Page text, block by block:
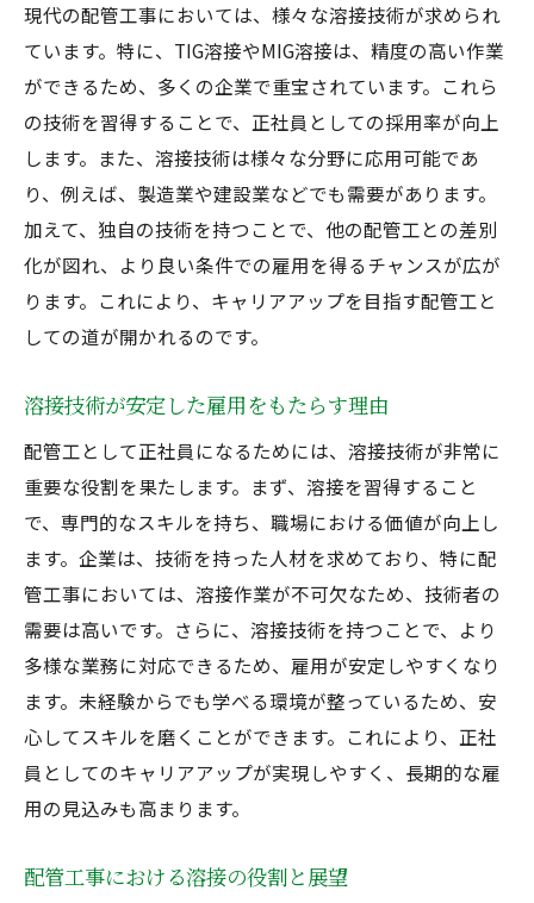
現代の配管工事においては、様々な溶接技術が求められ
ています。特に、TIG溶接やMIG溶接は、精度の高い作業
ができるため、多くの企業で重宝されています。これら
の技術を習得することで、正社員としての採用率が向上
します。また、溶接技術は様々な分野に応用可能であ
り、例えば、製造業や建設業などでも需要があります。
加えて、独自の技術を持つことで、他の配管工との差別
化が図れ、より良い条件での雇用を得るチャンスが広が
ります。これにより、キャリアアップを目指す配管工と
しての道が開かれるのです。
溶接技術が安定した雇用をもたらす理由
配管工として正社員になるためには、溶接技術が非常に
重要な役割を果たします。まず、溶接を習得すること
で、専門的なスキルを持ち、職場における価値が向上し
ます。企業は、技術を持った人材を求めており、特に配
管工事においては、溶接作業が不可欠なため、技術者の
需要は高いです。さらに、溶接技術を持つことで、より
多様な業務に対応できるため、雇用が安定しやすくなり
ます。未経験からでも学べる環境が整っているため、安
心してスキルを磨くことができます。これにより、正社
員としてのキャリアアップが実現しやすく、長期的な雇
用の見込みも高まります。
配管工事における溶接の役割と展望